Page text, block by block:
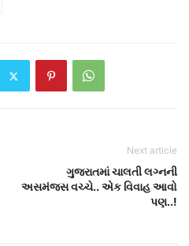
Next article
ગુજરાતમાં ચાલતી લગ્નની
અસમંજસ વચ્ચે.. એક વિવાહ આવો
પણ..!